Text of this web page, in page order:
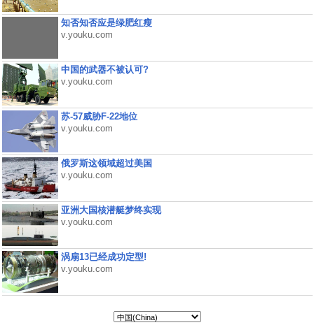
知否知否应是绿肥红瘦
v.youku.com
中国的武器不被认可?
v.youku.com
苏-57威胁F-22地位
v.youku.com
俄罗斯这领域超过美国
v.youku.com
亚洲大国核潜艇梦终实现
v.youku.com
涡扇13已经成功定型!
v.youku.com